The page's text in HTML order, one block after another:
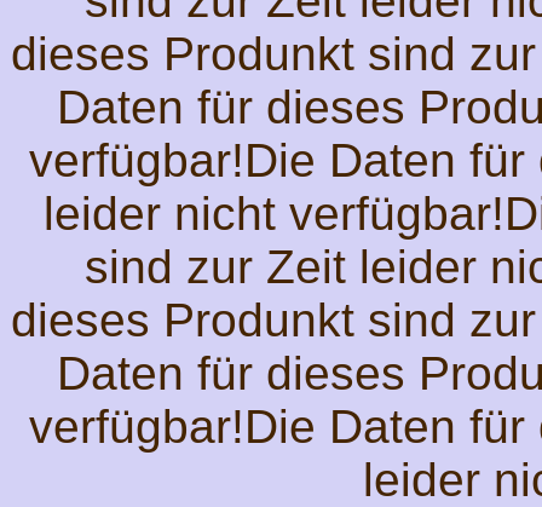
dieses Produnkt sind
Daten für dieses
verfügbar!Die Daten
leider nicht
sind zur Zeit leider
dieses Produnkt sind
Daten für dieses
verfügbar!Die Daten
leider